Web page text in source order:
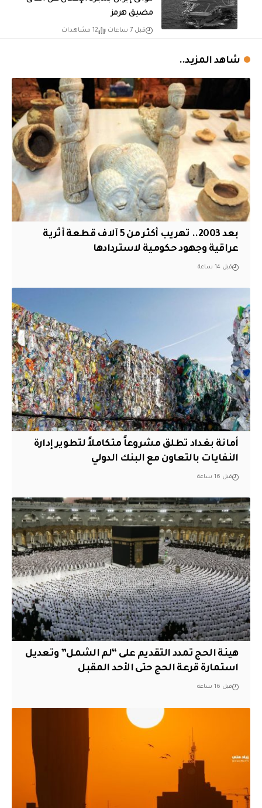
مضيق هرمز
قبل 7 ساعات 12 مشاهدات
شاهد المزيد..
بعد 2003.. تهريب أكثر من 5 آلاف قطعة أثرية
عراقية وجهود حكومية لاستردادها
قبل 14 ساعة
أمانة بغداد تطلق مشروعاً متكاملاً لتطوير إدارة
النفايات بالتعاون مع البنك الدولي
قبل 16 ساعة
هيئة الحج تمدد التقديم على “لم الشمل” وتعديل
استمارة قرعة الحج حتى الأحد المقبل
قبل 16 ساعة